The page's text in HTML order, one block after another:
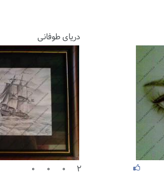
دریای طوفانی
۲ ۰ ۰ ۰